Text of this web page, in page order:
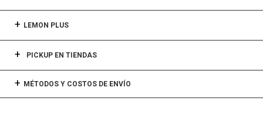
LEMON PLUS
PICKUP EN TIENDAS
MÉTODOS Y COSTOS DE ENVÍO